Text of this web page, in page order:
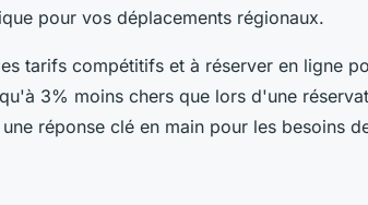
pour vos déplacements régionaux.
tarifs compétitifs et à réserver en ligne
3% moins chers que lors d'une
réponse clé en main pour les besoins